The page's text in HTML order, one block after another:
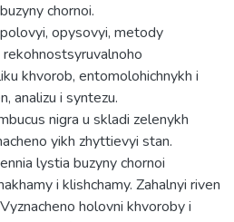
chornoi.
opysovyi, metody
khvorob, entomolohichnykh i
analizu i syntezu.
nigra u skladi zelenykh
yikh zhyttievyi stan.
lystia buzyny chornoi
i klishchamy. Zahalnyi riven
holovni khvoroby i